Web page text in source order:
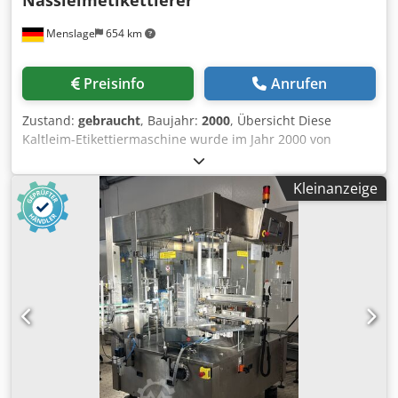
Menslage 654 km
Preisinfo Anrufen
Zustand: gebraucht, Baujahr: 2000, Übersicht Diese
Kaltleim-Etikettiermaschine wurde im Jahr 2000 von
Krones hergestellt. Die Maschine ist für das Anbringen von
Kaltleim-Etiketten auf Flaschen ausgelegt. Sie ist mit drei
Etikettieraggregaten (Vorder-, Rück- und
Hals-/Versiegelungsetikett) ausgestattet und arbeitet mit
einem 20-Kopf-Drehtisch, wodurch sie für
Getränkeproduktionslinien mit mittlerer Geschwindigkeit
geeignet ist. Die Anlage verfügt über ein integriertes
Krones Checkmat-Inspektionssystem zur Qualitätskontrolle
und ist für 11 Flaschenformate (0,5 – 1,0 l) ausgelegt. Die
Wartung wurde nach Bedarf durchgeführt. Technische
Daten - Leistung: bis zu ca. 15.000 Flaschen pro Stunde -
Formate: 0,5 l – 1,0 l, 11 Formate - Anwendung: Kaltleim-
Etikettierung von Flaschen - Konfiguration: 20-Kopf-
Kleinanzeige